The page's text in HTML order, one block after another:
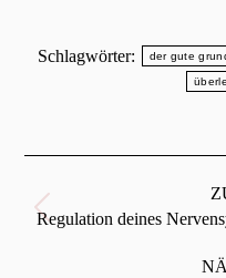
Schlagwörter: der gute
Regulation deines